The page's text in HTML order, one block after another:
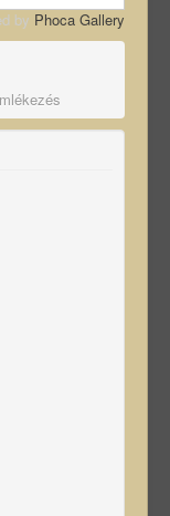
by Phoca Gallery